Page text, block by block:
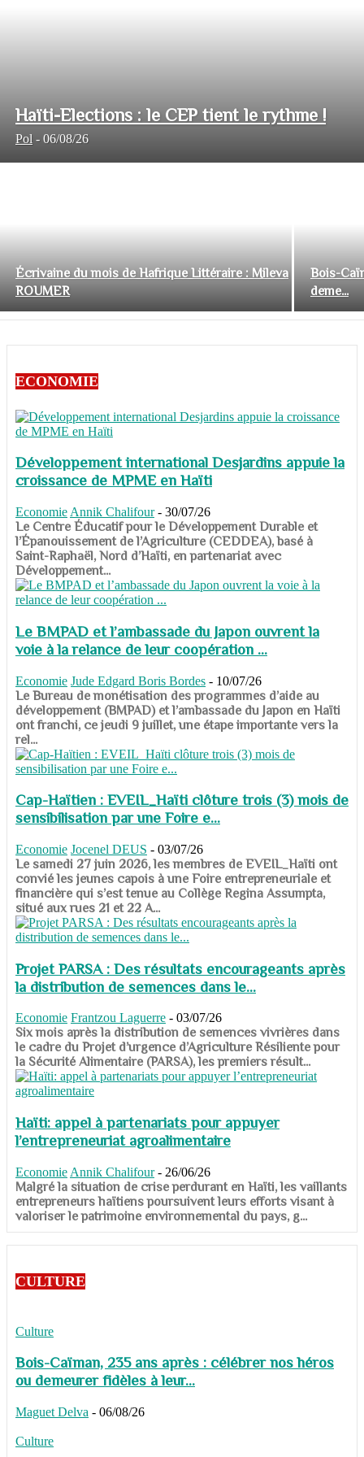
Haïti-Elections : le CEP tient le rythme !
Pol - 06/08/26
Écrivaine du mois de Hafrique Littéraire : Mileva
ROUMER
Bois-
deme...
ECONOMIE
Développement international Desjardins appuie la
croissance de MPME en Haïti
Economie Annik Chalifour - 30/07/26
​​​​​​​Le Centre Éducatif pour le Développement Durable et
l’Épanouissement de l’Agriculture (CEDDEA), basé à
Saint-Raphaël, Nord d’Haïti, en partenariat avec
Développement...
Le BMPAD et l’ambassade du Japon ouvrent la
voie à la relance de leur coopération ...
Economie Jude Edgard Boris Bordes - 10/07/26
​​​​​​​Le Bureau de monétisation des programmes d’aide au
développement (BMPAD) et l’ambassade du Japon en Haïti
ont franchi, ce jeudi 9 juillet, une étape importante vers la
rel...
Cap-Haïtien : EVEIL_Haïti clôture trois (3) mois de
sensibilisation par une Foire e...
Economie Jocenel DEUS - 03/07/26
Le samedi 27 juin 2026, les membres de EVEIL_Haïti ont
convié les jeunes capois à une Foire entrepreneuriale et
financière qui s’est tenue au Collège Regina Assumpta,
situé aux rues 21 et 22 A...
Projet PARSA : Des résultats encourageants après
la distribution de semences dans le...
Economie Frantzou Laguerre - 03/07/26
​​​​​​​Six mois après la distribution de semences vivrières dans
le cadre du Projet d’urgence d’Agriculture Résiliente pour
la Sécurité Alimentaire (PARSA), les premiers résult...
Haïti: appel à partenariats pour appuyer
l’entrepreneuriat agroalimentaire
Economie Annik Chalifour - 26/06/26
​​​​​​​Malgré la situation de crise perdurant en Haïti, les vaillants
entrepreneurs haïtiens poursuivent leurs efforts visant à
valoriser le patrimoine environnemental du pays, g...
CULTURE
Culture
Bois-Caïman, 235 ans après : célébrer nos héros
ou demeurer fidèles à leur...
Maguet Delva - 06/08/26
Culture